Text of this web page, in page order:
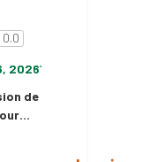
0.0
2026*
de